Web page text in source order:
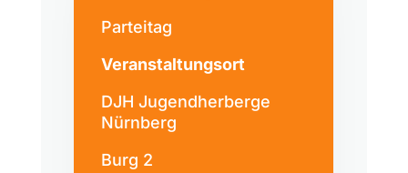
Parteitag
Veranstaltungsort
DJH Jugendherberge
Nürnberg
Burg 2